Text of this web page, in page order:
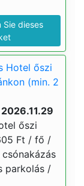
Sie dieses
Hotel őszi
(min. 2
őszi
Ft / fő /
parkolás /